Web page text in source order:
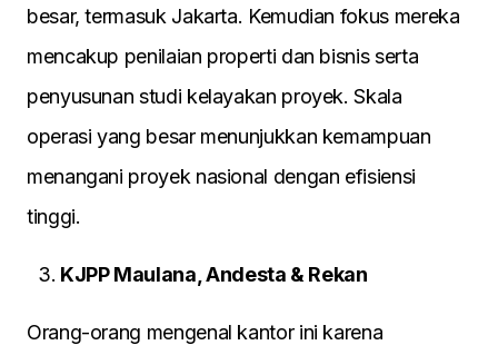
besar, termasuk Jakarta. Kemudian fokus mereka
mencakup penilaian properti dan bisnis serta
penyusunan studi kelayakan proyek. Skala
operasi yang besar menunjukkan kemampuan
menangani proyek nasional dengan efisiensi
tinggi.
KJPP Maulana, Andesta & Rekan
Orang-orang mengenal kantor ini karena